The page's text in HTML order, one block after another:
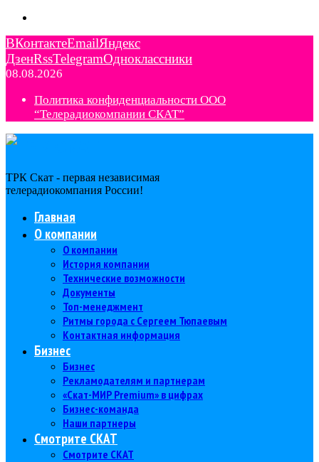
ВКонтактеEmailЯндекс
ДзенRssTelegramОдноклассники
08.08.2026
Политика конфиденциальности ООО
“Телерадиокомпании СКАТ”
ТРК Скат - первая независимая
телерадиокомпания Роcсии!
Главная
О компании
О компании
История компании
Технические возможности
Документы
Топ-менеджмент
Ритмы города с Сергеем Тюпаевым
Контактная информация
Бизнес
Бизнес
Рекламодателям и партнерам
«Скат-МИР Premium» в цифрах
Бизнес-команда
Наши партнеры
Смотрите СКАТ
Смотрите СКАТ